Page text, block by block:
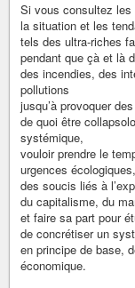
Si vous consultez les
la situation et les
tels des ultra-riches
pendant que çà et là
des incendies, des
pollutions
jusqu’à provoquer
de quoi être
systémique,
vouloir prendre le
urgences écologiques,
des soucis liés à
du capitalisme, du
et faire sa part pour
de concrétiser un
en principe de base,
économique.